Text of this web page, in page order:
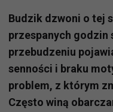
Budzik dzwoni o tej
przespanych godzin
przebudzeniu
senności i braku
problem, z którym
Często winą